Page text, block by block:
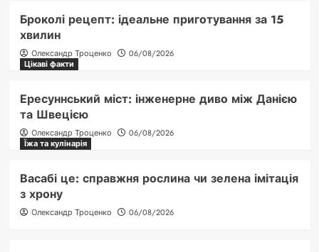
Броколі рецепт: ідеальне приготування за 15
хвилин
Олександр Троценко
06/08/2026
Цікаві факти
Ересуннський міст: інженерне диво між Данією
та Швецією
Олександр Троценко
06/08/2026
Їжа та кулінарія
Васабі це: справжня рослина чи зелена імітація
з хрону
Олександр Троценко 06/08/2026